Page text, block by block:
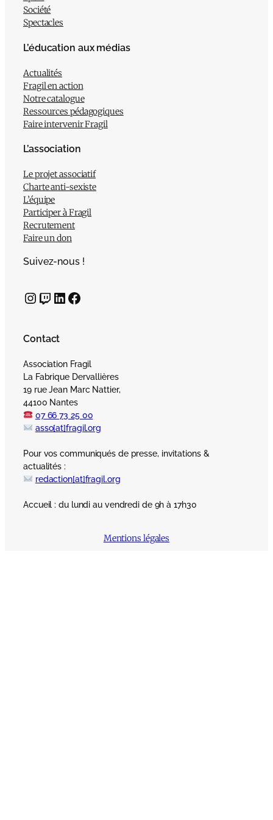
Société
Spectacles
L’éducation aux médias
Actualités
Fragil en action
Notre catalogue
Ressources pédagogiques
Faire intervenir Fragil
L’association
Le projet associatif
Charte anti-sexiste
L’équipe
Participer à Fragil
Recrutement
Faire un don
Suivez-nous !
InstagramTwitch LinkedIn Facebook
Contact
Association Fragil
La Fabrique Dervallières
19 rue Jean Marc Nattier,
44100 Nantes
07 66 73 25 00
asso[at]fragil.org
Pour vos communiqués de presse, invitations &
actualités :
redaction[at]fragil.org
Accueil : du lundi au vendredi de 9h à 17h30
Mentions légales